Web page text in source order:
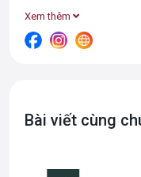
quả cao.
Tại The Catalyst for
luôn thấu hiểu và đồng
Xem thêm
Bài viết cùng